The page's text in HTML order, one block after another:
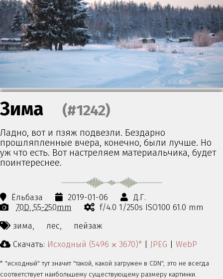
Зима (#1242)
Ладно, вот и пзяж подвезли. Бездарно
прошляпленные вчера, конечно, были лучше. Но
уж что есть. Вот настреляем материальчика, будет
поинтереснее.
Ёльбаза 2019-01-06
Д.Г.
70D 55-250mm
f/4.0 1/250s ISO100 61.0 mm
зима,
лес,
пейзаж
Скачать: Исходный (5496 ⨉ 3670)* | JPEG | WebP
* "исходный" тут значит "такой, какой загружен в CDN", это не всегда
соответствует наибольшему существующему размеру картинки.